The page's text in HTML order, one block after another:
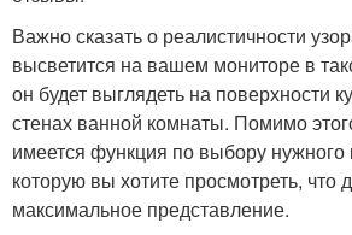
Важно сказать о реалистичности
высветится на вашем мониторе в
он будет выглядеть на поверхности
стенах ванной комнаты. Помимо
имеется функция по выбору нужного
которую вы хотите просмотреть, что
максимальное представление.